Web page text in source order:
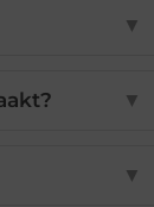
▼
▼
▼